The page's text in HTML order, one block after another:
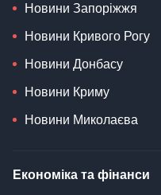
Новини Запоріжжя
Новини Кривого Рогу
Новини Донбасу
Новини Криму
Новини Миколаєва
Економіка та фінанси